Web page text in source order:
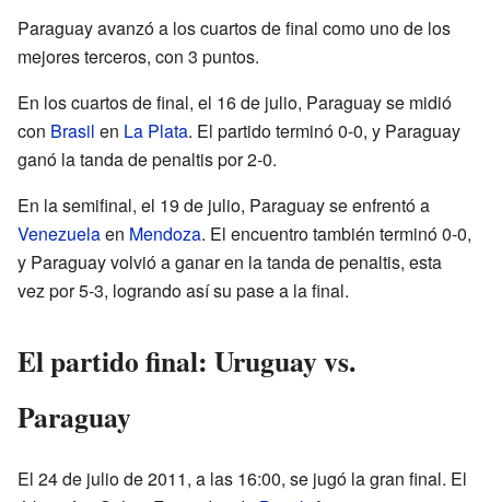
Paraguay avanzó a los cuartos de final como uno de los
mejores terceros, con 3 puntos.
En los cuartos de final, el 16 de julio, Paraguay se midió
con Brasil en La Plata. El partido terminó 0-0, y Paraguay
ganó la tanda de penaltis por 2-0.
En la semifinal, el 19 de julio, Paraguay se enfrentó a
Venezuelaen Mendoza. El encuentro también terminó 0-0,
y Paraguay volvió a ganar en la tanda de penaltis, esta
vez por 5-3, logrando así su pase a la final.
El partido final: Uruguay vs.
Paraguay
El 24 de julio de 2011, a las 16:00, se jugó la gran final. El